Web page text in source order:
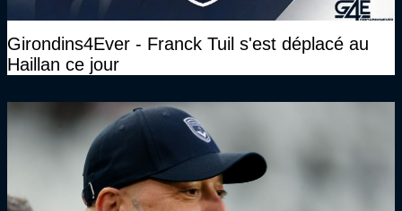
Girondins4Ever - Franck Tuil s'est déplacé au
Haillan ce jour